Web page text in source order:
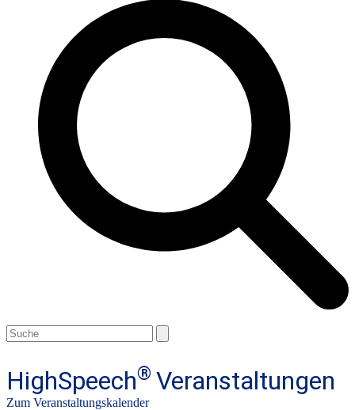
Open
mobile
Close
mobile
Search
HighSpeech® Veranstaltungen
Zum Veranstaltungskalender